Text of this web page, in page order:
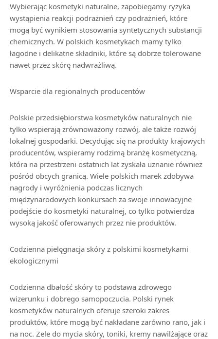
Wybierając kosmetyki naturalne, zapobiegamy ryzyka
wystąpienia reakcji podrażnień czy podrażnień, które
mogą być wynikiem stosowania syntetycznych substancji
chemicznych. W polskich kosmetykach mamy tylko
łagodne i delikatne składniki, które są dobrze tolerowane
nawet przez skórę nadwrażliwą.
Wsparcie dla regionalnych producentów
Polskie przedsiębiorstwa kosmetyków naturalnych nie
tylko wspierają zrównoważony rozwój, ale także rozwój
lokalnej gospodarki. Decydując się na produkty krajowych
producentów, wspieramy rodzimą branżę kosmetyczną,
która na przestrzeni ostatnich lat zyskała uznanie również
pośród obcych granicą. Wiele polskich marek zdobywa
nagrody i wyróżnienia podczas licznych
międzynarodowych konkursach za swoje innowacyjne
podejście do kosmetyki naturalnej, co tylko potwierdza
wysoką jakość oferowanych przez nie produktów.
Codzienna pielęgnacja skóry z polskimi kosmetykami
ekologicznymi
Codzienna dbałość skóry to podstawa zdrowego
wizerunku i dobrego samopoczucia. Polski rynek
kosmetyków naturalnych oferuje szeroki zakres
produktów, które mogą być nakładane zarówno rano, jak i
na noc. Żele do mycia skóry, toniki, kremy nawilżające oraz